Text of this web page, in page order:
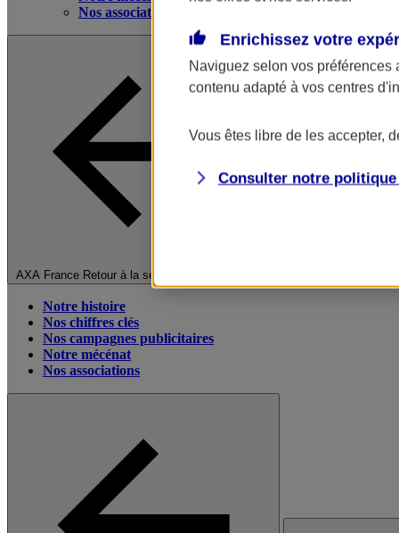
Nos associations
AXA France Retour à la section précédente
Notre histoire
Nos chiffres clés
Nos campagnes publicitaires
Notre mécénat
Nos associations
Enrichissez votre
Naviguez selon vos préférences
contenu adapté à vos centres
Vous êtes libre de les accepter,
Consulter notre